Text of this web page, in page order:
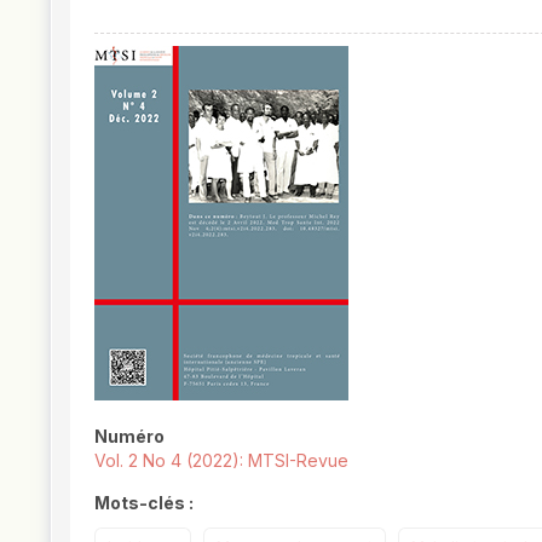
Numéro
Vol. 2 No 4 (2022): MTSI-Revue
Mots-clés :